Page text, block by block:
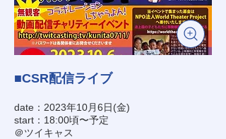
■CSR配信ライブ
date：2023年10月6日(金)
start：18:00頃〜予定
＠ツイキャス